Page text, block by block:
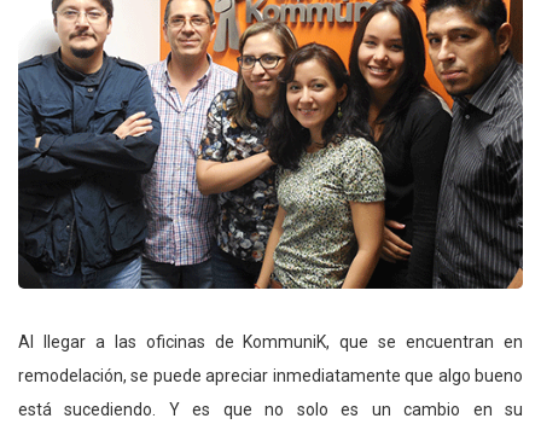
Al llegar a las oficinas de KommuniK, que se encuentran en
remodelación, se puede apreciar inmediatamente que algo bueno
está sucediendo. Y es que no solo es un cambio en su